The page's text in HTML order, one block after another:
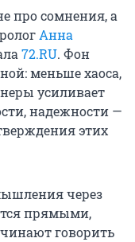
про сомнения, а
Анна
72.RU. Фон
меньше хаоса,
усиливает
надежности —
этих
через
прямыми,
говорить